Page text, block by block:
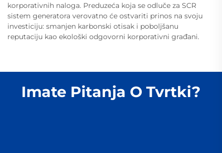
korporativnih naloga. Preduzeća koja se odluče za SCR
sistem generatora verovatno će ostvariti prinos na svoju
investiciju: smanjen karbonski otisak i poboljšanu
reputaciju kao ekološki odgovorni korporativni građani.
Imate Pitanja O Tvrtki?